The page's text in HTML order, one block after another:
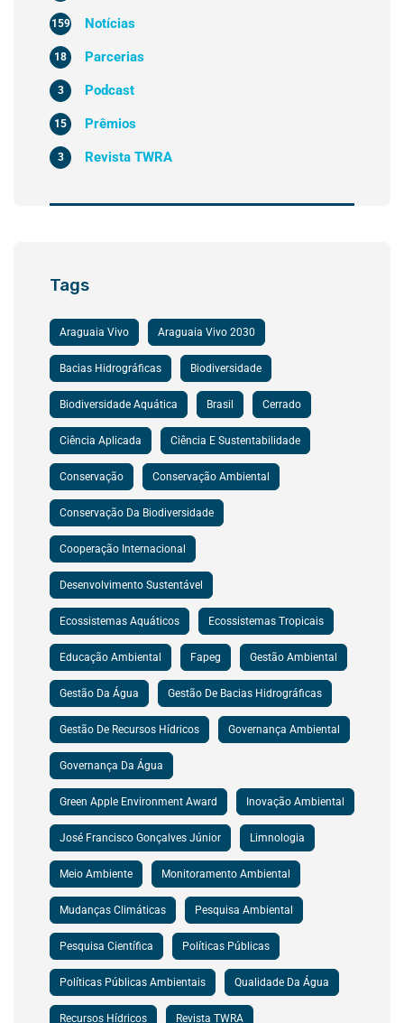
Notícias
159
Parcerias
18
Podcast
3
Prêmios
15
Revista TWRA
3
Tags
Araguaia Vivo Araguaia Vivo 2030
Bacias Hidrográficas Biodiversidade
Biodiversidade Aquática Brasil Cerrado
Ciência Aplicada Ciência E Sustentabilidade
Conservação Conservação Ambiental
Conservação Da Biodiversidade
Cooperação Internacional
Desenvolvimento Sustentável
Ecossistemas Aquáticos Ecossistemas Tropicais
Educação Ambiental Fapeg Gestão Ambiental
Gestão Da Água Gestão De Bacias Hidrográficas
Gestão De Recursos Hídricos Governança Ambiental
Governança Da Água
Green Apple Environment Award Inovação Ambiental
José Francisco Gonçalves Júnior Limnologia
Meio Ambiente Monitoramento Ambiental
Mudanças Climáticas Pesquisa Ambiental
Pesquisa Científica Políticas Públicas
Políticas Públicas Ambientais Qualidade Da Água
Recursos Hídricos Revista TWRA